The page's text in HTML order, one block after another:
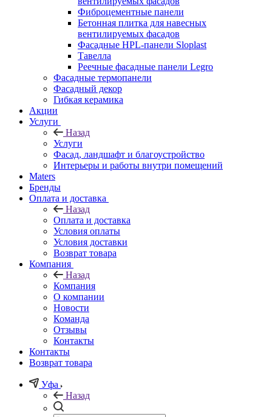
Фиброцементные панели
Бетонная плитка для навесных
вентилируемых фасадов
Фасадные HPL-панели Sloplast
Тавелла
Реечные фасадные панели Legro
Фасадные термопанели
Фасадный декор
Гибкая керамика
Акции
Услуги
Назад
Услуги
Фасад, ландшафт и благоустройство
Интерьеры и работы внутри помещений
Maters
Бренды
Оплата и доставка
Назад
Оплата и доставка
Условия оплаты
Условия доставки
Возврат товара
Компания
Назад
Компания
О компании
Новости
Команда
Отзывы
Контакты
Контакты
Возврат товара
Уфа
Назад